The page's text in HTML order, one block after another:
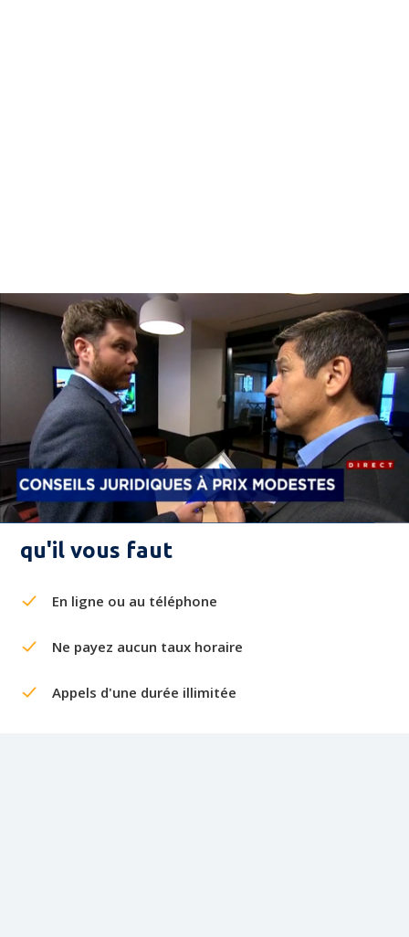
La solution clé-en-main
qu'il vous faut
En ligne ou au téléphone
Ne payez aucun taux horaire
Appels d'une durée illimitée